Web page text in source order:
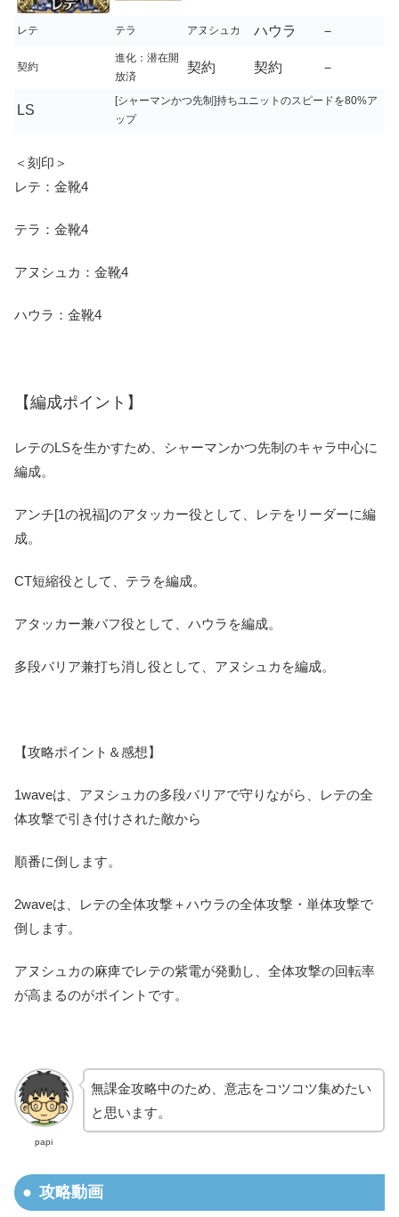
レテ テラ アヌシュカ ハウラ －
契約
進化：潜在開
放済
契約 契約 －
LS
[シャーマンかつ先制]持ちユニットのスピードを80%ア
ップ
＜刻印＞
レテ：金靴4
テラ：金靴4
アヌシュカ：金靴4
ハウラ：金靴4
【編成ポイント】
レテのLSを生かすため、シャーマンかつ先制のキャラ中心に
編成。
アンチ[1の祝福]のアタッカー役として、レテをリーダーに編
成。
CT短縮役として、テラを編成。
アタッカー兼バフ役として、ハウラを編成。
多段バリア兼打ち消し役として、アヌシュカを編成。
【攻略ポイント＆感想】
1waveは、アヌシュカの多段バリアで守りながら、レテの全
体攻撃で引き付けされた敵から
順番に倒します。
2waveは、レテの全体攻撃＋ハウラの全体攻撃・単体攻撃で
倒します。
アヌシュカの麻痺でレテの紫電が発動し、全体攻撃の回転率
が高まるのがポイントです。
papi
無課金攻略中のため、意志をコツコツ集めたい
と思います。
攻略動画